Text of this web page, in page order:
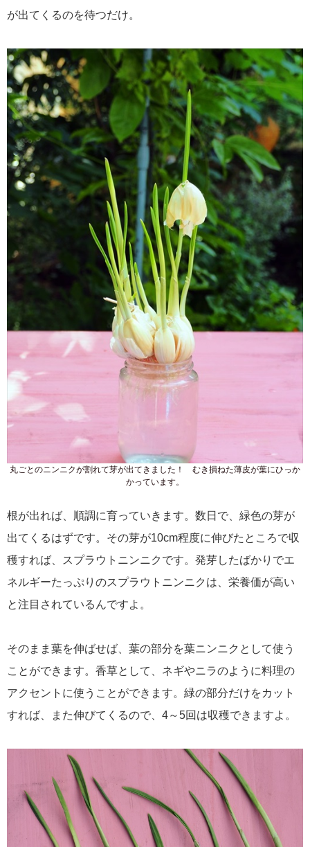
が出てくるのを待つだけ。
丸ごとのニンニクが割れて芽が出てきました！ むき損ねた薄皮が葉にひっか
かっています。
根が出れば、順調に育っていきます。数日で、緑色の芽が
出てくるはずです。その芽が10cm程度に伸びたところで収
穫すれば、スプラウトニンニクです。発芽したばかりでエ
ネルギーたっぷりのスプラウトニンニクは、栄養価が高い
と注目されているんですよ。
そのまま葉を伸ばせば、葉の部分を葉ニンニクとして使う
ことができます。香草として、ネギやニラのように料理の
アクセントに使うことができます。緑の部分だけをカット
すれば、また伸びてくるので、4～5回は収穫できますよ。